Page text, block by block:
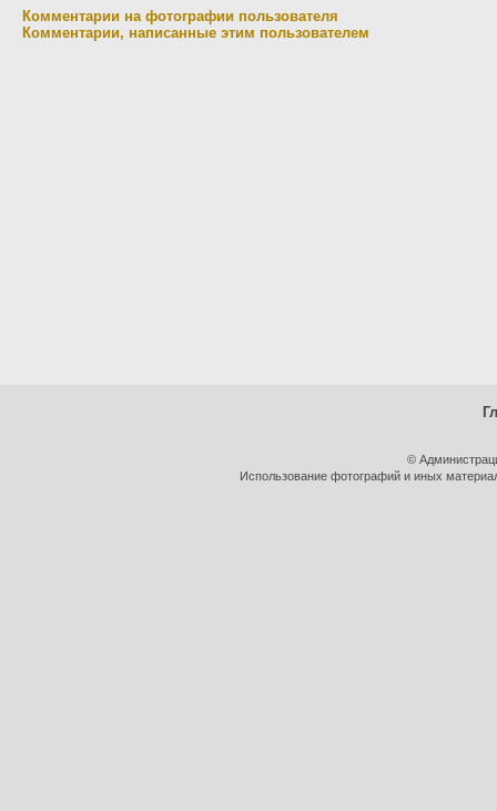
Комментарии на фотографии пользователя
Комментарии, написанные этим пользователем
©
Использование фотографий и иных